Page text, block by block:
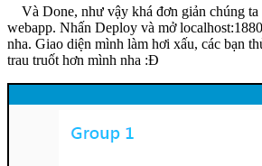
Và Done, như vậy khá đơn giản chúng ta
webapp. Nhấn Deploy và mở
nha. Giao diện mình làm hơi xấu, các bạn
trau truốt hơn mình nha :Đ